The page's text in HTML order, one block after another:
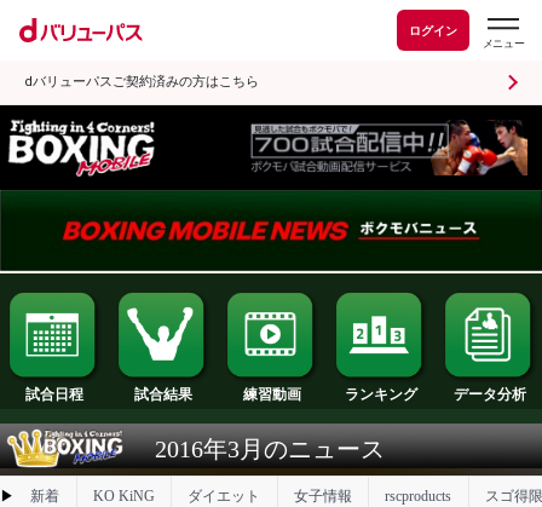
ログイン
dバリューパスご契約済みの方はこちら
試合日程 試合結果 練習動画 ランキング